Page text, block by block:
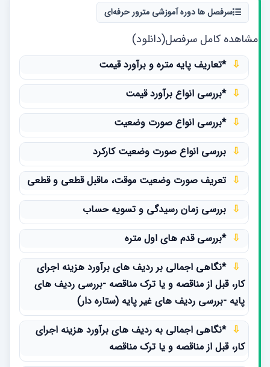
سرفصل ها دوره آموزشی مترور حرفه‌ای
مشاهده کامل سرفصل(دانلود)
*تعاریف پایه متره و برآورد قیمت
*بررسی انواع برآورد قیمت
*بررسی انواع صورت وضعیت
بررسی انواع صورت وضعیت کارکرد
تعریف صورت وضعیت موقت، ماقبل قطعی و قطعی
بررسی زمان رسیدگی و تسویه حساب
*بررسی قدم های اول متره
*نگاهی اجمالی بر ردیف های برآورد هزینه اجرای
کار، قبل از مناقصه و یا ترک مناقصه -بررسی ردیف های
پایه -بررسی ردیف های غیر پایه (ستاره دار)
*نگاهی اجمالی به ردیف های برآورد هزینه اجرای
کار، قبل از مناقصه و یا ترک مناقصه